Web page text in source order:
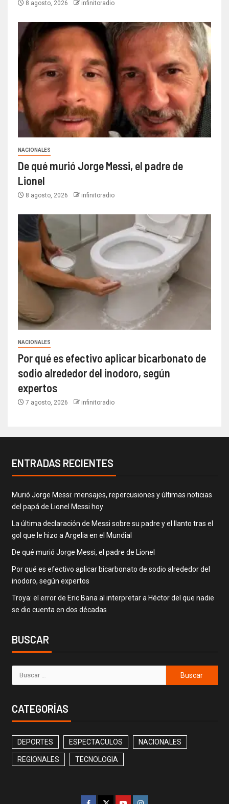
8 agosto, 2026 infinitoradio
NACIONALES
De qué murió Jorge Messi, el padre de
Lionel
8 agosto, 2026 infinitoradio
NACIONALES
Por qué es efectivo aplicar bicarbonato de
sodio alrededor del inodoro, según
expertos
7 agosto, 2026 infinitoradio
ENTRADAS RECIENTES
Murió Jorge Messi: mensajes, repercusiones y últimas noticias
del papá de Lionel Messi hoy
La última declaración de Messi sobre su padre y el llanto tras el
gol que le hizo a Argelia en el Mundial
De qué murió Jorge Messi, el padre de Lionel
Por qué es efectivo aplicar bicarbonato de sodio alrededor del
inodoro, según expertos
Troya: el error de Eric Bana al interpretar a Héctor del que nadie
se dio cuenta en dos décadas
BUSCAR
CATEGORÍAS
DEPORTES ESPECTACULOS NACIONALES
REGIONALES TECNOLOGIA